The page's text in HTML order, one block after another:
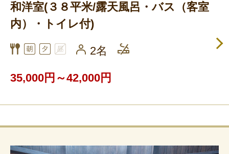
和洋室(３８平米/露天風呂・バス（客室
内）・トイレ付)
2名
35,000円～42,000円